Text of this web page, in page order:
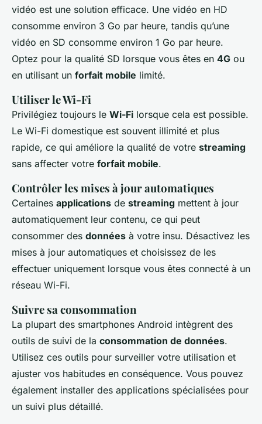
vidéo est une solution efficace. Une vidéo en HD
consomme environ 3 Go par heure, tandis qu’une
vidéo en SD consomme environ 1 Go par heure.
Optez pour la qualité SD lorsque vous êtes en 4G ou
en utilisant un forfait mobile limité.
Utiliser le Wi-Fi
Privilégiez toujours le Wi-Fi lorsque cela est possible.
Le Wi-Fi domestique est souvent illimité et plus
rapide, ce qui améliore la qualité de votre streaming
sans affecter votre forfait mobile.
Contrôler les mises à jour automatiques
Certaines applications de streaming mettent à jour
automatiquement leur contenu, ce qui peut
consommer des données à votre insu. Désactivez les
mises à jour automatiques et choisissez de les
effectuer uniquement lorsque vous êtes connecté à un
réseau Wi-Fi.
Suivre sa consommation
La plupart des smartphones Android intègrent des
outils de suivi de la consommation de données.
Utilisez ces outils pour surveiller votre utilisation et
ajuster vos habitudes en conséquence. Vous pouvez
également installer des applications spécialisées pour
un suivi plus détaillé.